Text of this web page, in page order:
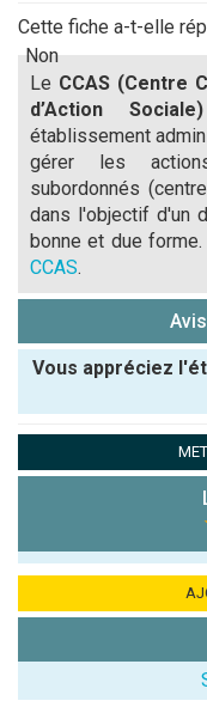
Cette fiche a-t-elle
Non
Le CCAS (Centre
d’Action Sociale)
établissement
gérer les
subordonnés
dans l'objectif d'un
bonne et due forme.
CCAS.
Vous appréciez
Note que vous
Antispam -
7x4 (en